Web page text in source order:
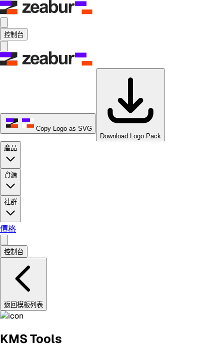
控制台
Copy Logo as SVG
Download Logo Pack
產品
資源
社群
價格
控制台
返回模板列表
KMS Tools